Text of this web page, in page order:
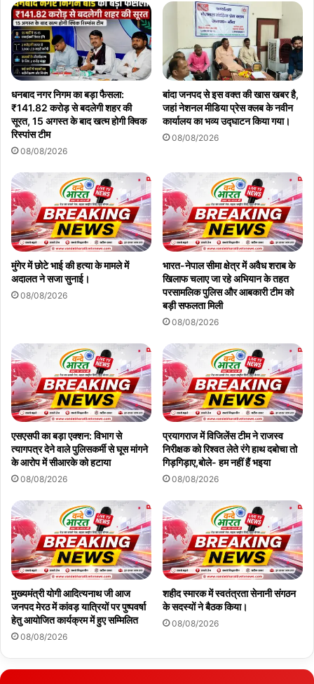
धनबाद नगर निगम का बड़ा फैसला:
₹141.82 करोड़ से बदलेगी शहर की
सूरत, 15 अगस्त के बाद खत्म होगी क्विक
रिस्पांस टीम
08/08/2026
बांदा जनपद से इस वक्त की खास खबर है,
जहां नेशनल मीडिया प्रेस क्लब के नवीन
कार्यालय का भव्य उद्घाटन किया गया।
08/08/2026
मुंगेर में छोटे भाई की हत्या के मामले में
अदालत ने सजा सुनाई।
08/08/2026
भारत-नेपाल सीमा क्षेत्र में अवैध शराब के
खिलाफ चलाए जा रहे अभियान के तहत
परसामलिक पुलिस और आबकारी टीम को
बड़ी सफलता मिली
08/08/2026
एसएसपी का बड़ा एक्शन: विभाग से
त्यागपत्र देने वाले पुलिसकर्मी से घूस मांगने
के आरोप में सीआरके को हटाया
08/08/2026
प्रयागराज में विजिलेंस टीम ने राजस्व
निरीक्षक को रिश्वत लेते रंगे हाथ दबोचा तो
गिड़गिड़ाए,बोले- हम नहीं हैं भइया
08/08/2026
मुख्यमंत्री योगी आदित्यनाथ जी आज
जनपद मेरठ में कांवड़ यात्रियों पर पुष्पवर्षा
हेतु आयोजित कार्यक्रम में हुए सम्मिलित
08/08/2026
शहीद स्मारक में स्वतंत्रता सेनानी संगठन
के सदस्यों ने बैठक किया।
08/08/2026